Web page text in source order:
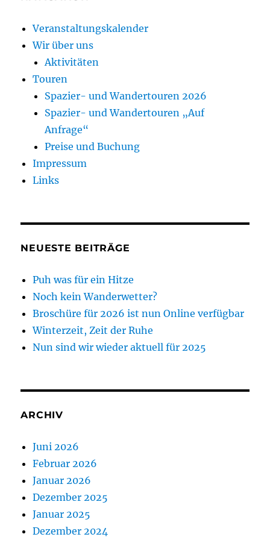
Veranstaltungskalender
Wir über uns
Aktivitäten
Touren
Spazier- und Wandertouren 2026
Spazier- und Wandertouren „Auf
Anfrage“
Preise und Buchung
Impressum
Links
NEUESTE BEITRÄGE
Puh was für ein Hitze
Noch kein Wanderwetter?
Broschüre für 2026 ist nun Online verfügbar
Winterzeit, Zeit der Ruhe
Nun sind wir wieder aktuell für 2025
ARCHIV
Juni 2026
Februar 2026
Januar 2026
Dezember 2025
Januar 2025
Dezember 2024